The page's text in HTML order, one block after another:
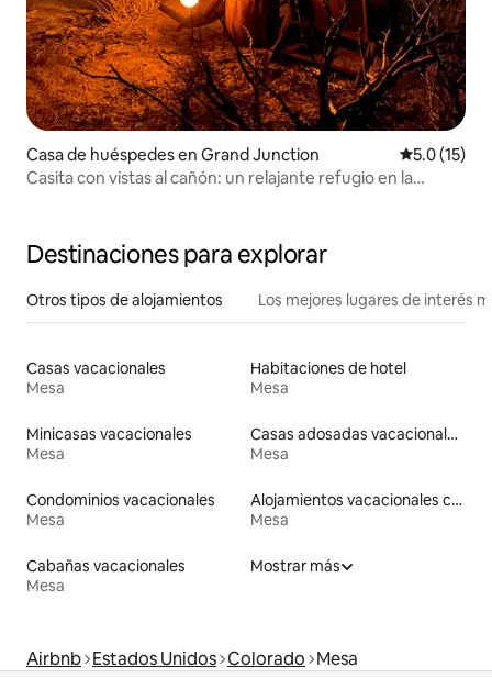
Casa de huéspedes en Grand Junction Calificación
5.0 (15)
Casita con vistas al cañón: un relajante refugio en la
Destinaciones para explorar
Otros tipos de alojamientos Los mejores lugares de interés
Casas vacacionales
Mesa
Habitaciones de hotel
Mesa
Minicasas vacacionales
Mesa
Casas adosadas vacacionales
Mesa
Condominios vacacionales
Mesa
Alojamientos vacacionales con piscina
Mesa
Cabañas vacacionales
Mesa
Mostrar más
Airbnb Estados Unidos Colorado Mesa